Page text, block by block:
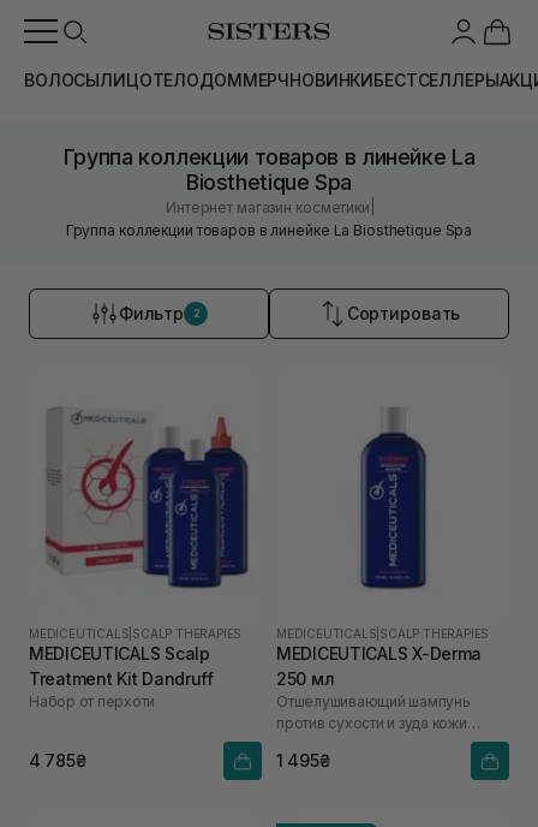
ВОЛОСЫЛИЦОТЕЛОДОММЕРЧНОВИНКИБЕСТСЕЛЛЕРЫ
Группа коллекции товаров в линейке La
Biosthetique Spa
Интернет магазин косметики
Группа коллекции товаров в линейке La Biosthetique Spa
Фильтр 2 Сортировать
MEDICEUTICALS SCALP THERAPIES
MEDICEUTICALS Scalp
Treatment Kit Dandruff
Набор от перхоти
4 785₴
MEDICEUTICALS SCALP THERAPIES
MEDICEUTICALS X-Derma
250 мл
Отшелушивающий шампунь
против сухости и зуда кожи
чувствительной кожи головы
1 495₴